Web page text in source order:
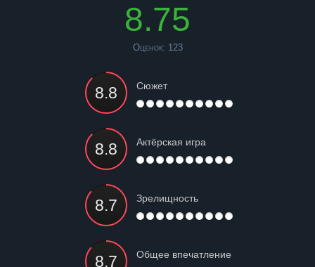
8.75
Оценок: 123
Сюжет
Актёрская игра
Зрелищность
Общее впечатление